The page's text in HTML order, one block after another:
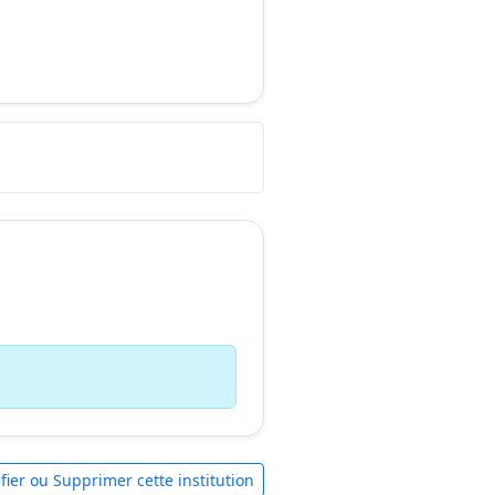
ou Supprimer cette institution